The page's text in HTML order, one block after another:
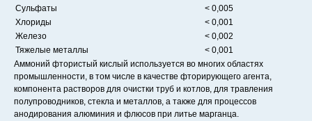
Сульфаты
< 0,005
Хлориды
< 0,001
Железо
< 0,002
Тяжелые металлы
< 0,001
Аммоний фтористый кислый используется во многих областях
промышленности, в том числе в качестве фторирующего агента,
компонента растворов для очистки труб и котлов, для травления
полупроводников, стекла и металлов, а также для процессов
анодирования алюминия и флюсов при литье марганца.